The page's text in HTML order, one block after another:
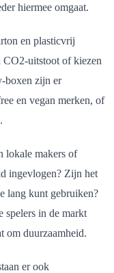
hiermee omgaat.
en plasticvrij
CO2-uitstoot of kiezen
boxen zijn er
en vegan merken, of
lokale makers of
ingevlogen? Zijn het
lang kunt gebruiken?
spelers in de markt
om duurzaamheid.
er ook